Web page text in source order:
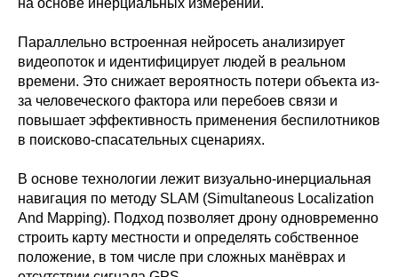
на основе инерциальных измерений.
Параллельно встроенная нейросеть анализирует
видеопоток и идентифицирует людей в реальном
времени. Это снижает вероятность потери объекта из-
за человеческого фактора или перебоев связи и
повышает эффективность применения беспилотников
в поисково-спасательных сценариях.
В основе технологии лежит визуально-инерциальная
навигация по методу SLAM (Simultaneous Localization
And Mapping). Подход позволяет дрону одновременно
строить карту местности и определять собственное
положение, в том числе при сложных манёврах и